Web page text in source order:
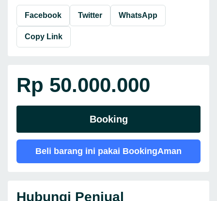
Facebook Twitter WhatsApp
Copy Link
Rp 50.000.000
Booking
Beli barang ini pakai BookingAman
Hubungi Penjual